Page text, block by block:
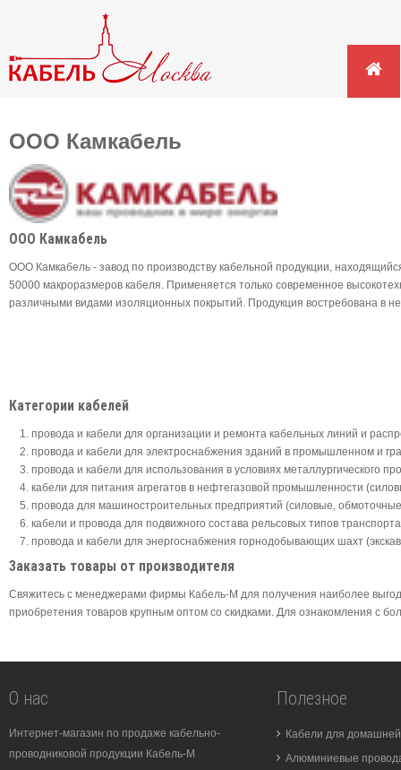
ООО Камкабель
ООО Камкабель
ООО Камкабель - завод по производству кабельной продукции,
50000 макроразмеров кабеля. Применяется только современное
различными видами изоляционных покрытий. Продукция востребована в
Категории кабелей
провода и кабели для организации и ремонта кабельных линий и
провода и кабели для электроснабжения зданий в промышленном и
провода и кабели для использования в условиях металлургического
кабели для питания агрегатов в нефтегазовой промышленности
провода для машиностроительных предприятий (силовые,
кабели и провода для подвижного состава рельсовых типов
провода и кабели для энергоснабжения горнодобывающих шахт
Заказать товары от производителя
Свяжитесь с менеджерами фирмы Кабель-М для получения наиболее
приобретения товаров крупным оптом со скидками. Для ознакомления с
О нас
Интернет-магазин по продаже кабельно-
проводниковой продукции Кабель-М
Полезное
Кабели для
Алюминиевые